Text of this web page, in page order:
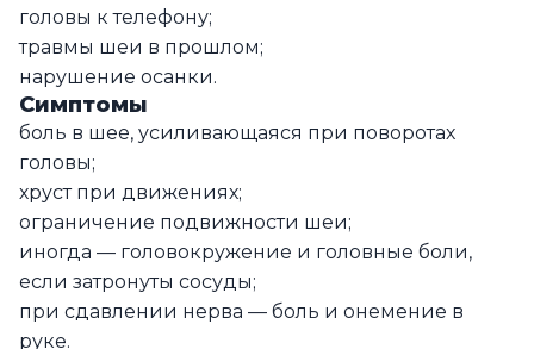
головы к телефону;
травмы шеи в прошлом;
нарушение осанки.
Симптомы
боль в шее, усиливающаяся при поворотах
головы;
хруст при движениях;
ограничение подвижности шеи;
иногда — головокружение и головные боли,
если затронуты сосуды;
при сдавлении нерва — боль и онемение в
руке.